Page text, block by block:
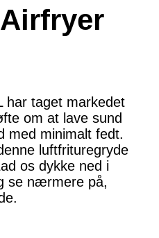
har taget markedet
om at lave sund
med minimalt fedt.
luftfrituregryde
os dykke ned i
se nærmere på,